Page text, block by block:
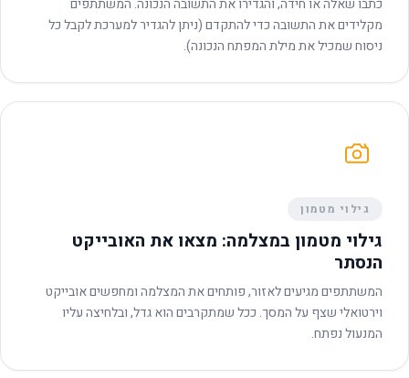
כתבו שאלה או חידה, והגדירו את התשובה הנכונה. המשתתפים
מקלידים את התשובה כדי להתקדם (ניתן להגדיר למערכת לקבל כל
ניסוח שמכיל את מילת המפתח הנכונה).
גילוי מטמון
גילוי מטמון במצלמה: מצאו את האובייקט
הנסתר
המשתתפים מגיעים לאזור, פותחים את המצלמה ומחפשים אובייקט
וירטואלי שצף על המסך. ככל שמתקרבים הוא גדל, ובלחיצה עליו
המנעול נפתח.